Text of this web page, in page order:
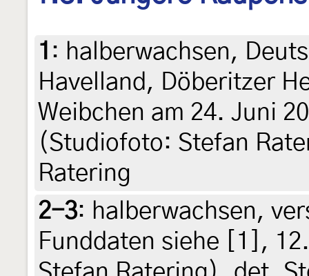
1 : halberwachsen,
Havelland, Döberitzer
Weibchen am 24. Juni
(Studiofoto: Stefan
Ratering
2-3: halberwachsen,
Funddaten siehe [1],